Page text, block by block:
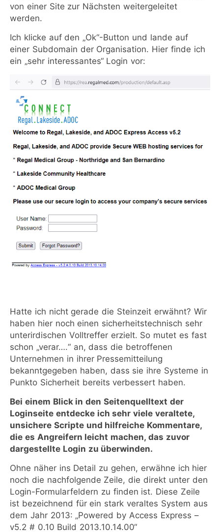
von einer Site zur Nächsten weitergeleitet
werden.
Ich klicke auf den „Ok“-Button und lande auf
einer Subdomain der Organisation. Hier finde ich
ein „sehr interessantes“ Login vor:
Hatte ich nicht gerade die Steinzeit erwähnt? Wir
haben hier noch einen sicherheitstechnisch sehr
unterirdischen Volltreffer erzielt. So mutet es fast
schon „verar….“ an, dass die betroffenen
Unternehmen in ihrer Pressemitteilung
bekanntgegeben haben, dass sie ihre Systeme in
Punkto Sicherheit bereits verbessert haben.
Bei einem Blick in den Seitenquelltext der
Loginseite entdecke ich sehr viele veraltete,
unsichere Scripte und hilfreiche Kommentare,
die es Angreifern leicht machen, das zuvor
dargestellte Login zu überwinden.
Ohne näher ins Detail zu gehen, erwähne ich hier
noch die nachfolgende Zeile, die direkt unter den
Login-Formularfeldern zu finden ist. Diese Zeile
ist bezeichnend für ein stark veraltes System aus
dem Jahr 2013: „Powered by Access Express –
v5.2 # 0.10 Build 2013.10.14.00“